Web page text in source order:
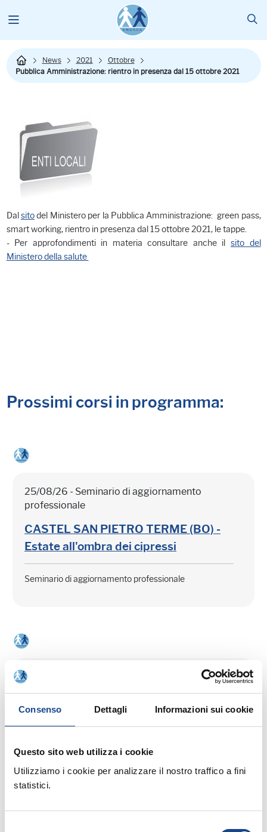
Consenso Dettagli Informazioni sui cookie
Questo sito web utilizza i cookie
Utilizziamo i cookie per analizzare il nostro traffico a fini
statistici.
News 2021
Ottobre
Pubblica Amministrazione: rientro in presenza dal 15 ottobre 2021
Dalsitodel Ministero per la Pubblica Amministrazione: green pass,
smart working, rientro in presenza dal 15 ottobre 2021, le tappe.
- Per approfondimenti in materia consultare anche il sito del
Ministero della salute
Prossimi corsi in programma:
25/08/26 - Seminario di aggiornamento
professionale
CASTEL SAN PIETRO TERME (BO) -
Estate all'ombra dei cipressi
Seminario di aggiornamento professionale
03/09/26 - Seminario di aggiornamento
professionale
CASTEL SAN PIETRO TERME (BO) -
La cittadinanza italiana dopo la legge
74/2025
Seminario di aggiornamento professionale